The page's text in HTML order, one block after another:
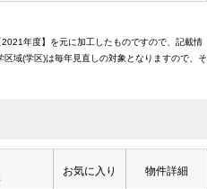
年度】を元に加工したものですので、記載情
域(学区)は毎年見直しの対象となりますので、そ
お気に入り 物件詳細